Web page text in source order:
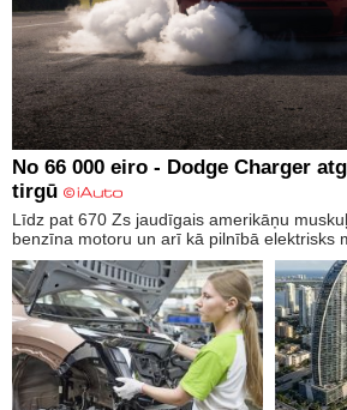
No 66 000 eiro - Dodge Charger
tirgū
Līdz pat 670 Zs jaudīgais amerikāņu
benzīna motoru un arī kā pilnībā elektrisks